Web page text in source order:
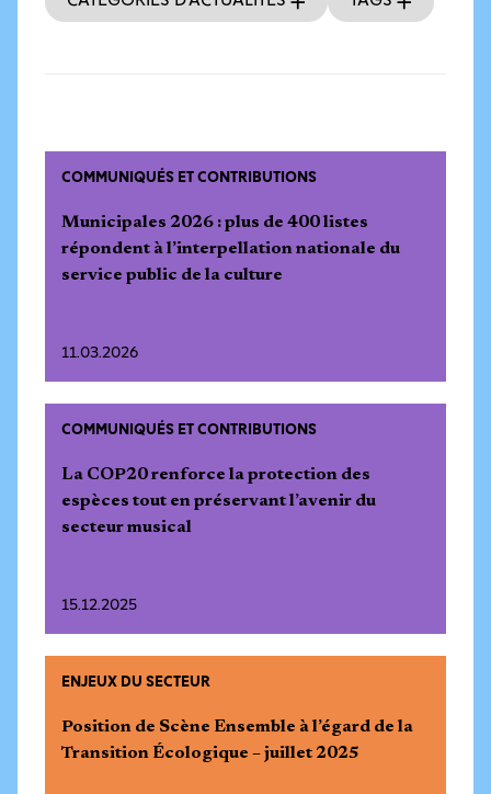
COMMUNIQUÉS ET CONTRIBUTIONS
Municipales 2026 : plus de 400 listes
répondent à l’interpellation nationale du
service public de la culture
11.03.2026
COMMUNIQUÉS ET CONTRIBUTIONS
La COP20 renforce la protection des
espèces tout en préservant l’avenir du
secteur musical
15.12.2025
ENJEUX DU SECTEUR
Position de Scène Ensemble à l’égard de la
Transition Écologique – juillet 2025